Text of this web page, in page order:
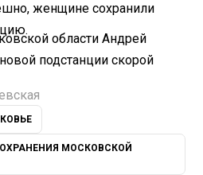
женщине сохранили
области Андрей
подстанции скорой
МОСКОВСКОЙ